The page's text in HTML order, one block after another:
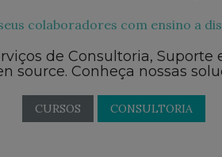
colaboradores com ensino a
de Consultoria,
source. Conheça nossas
CURSOS CONSULTORIA